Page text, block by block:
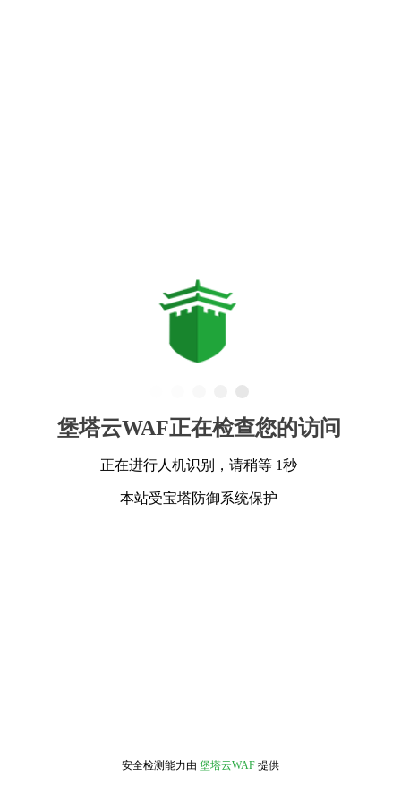
堡塔云WAF正在检查您的访问
正在进行人机识别，请稍等 1秒
本站受宝塔防御系统保护
安全检测能力由 堡塔云WAF 提供